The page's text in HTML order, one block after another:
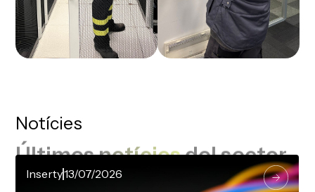
Notícies
Últimes notícies del sector
Inserty13/07/2026